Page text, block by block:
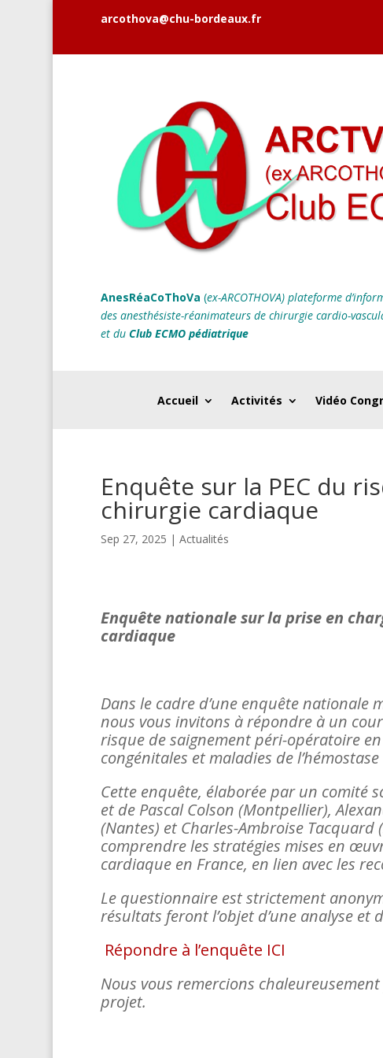
arcothova@chu-bordeaux.fr
AnesRéaCoThoVa (ex-ARCOTHOVA) plateforme
des anesthésiste-réanimateurs de chirurgie cardio-
et du Club ECMO pédiatrique
Accueil Activités Vidéo
Enquête sur la PEC du
chirurgie cardiaque
Sep 27, 2025 | Actualités
Enquête nationale sur la prise en
cardiaque
Dans le cadre d’une enquête nationale
nous vous invitons à répondre à un
risque de saignement péri-opératoire
congénitales et maladies de
Cette enquête, élaborée par un comité
et de Pascal Colson (Montpellier),
(Nantes) et Charles-Ambroise
comprendre les stratégies mises en
cardiaque en France, en lien avec les
Le questionnaire est strictement
résultats feront l’objet d’une analyse et
Répondre à l’enquête ICI
Nous vous remercions
projet.